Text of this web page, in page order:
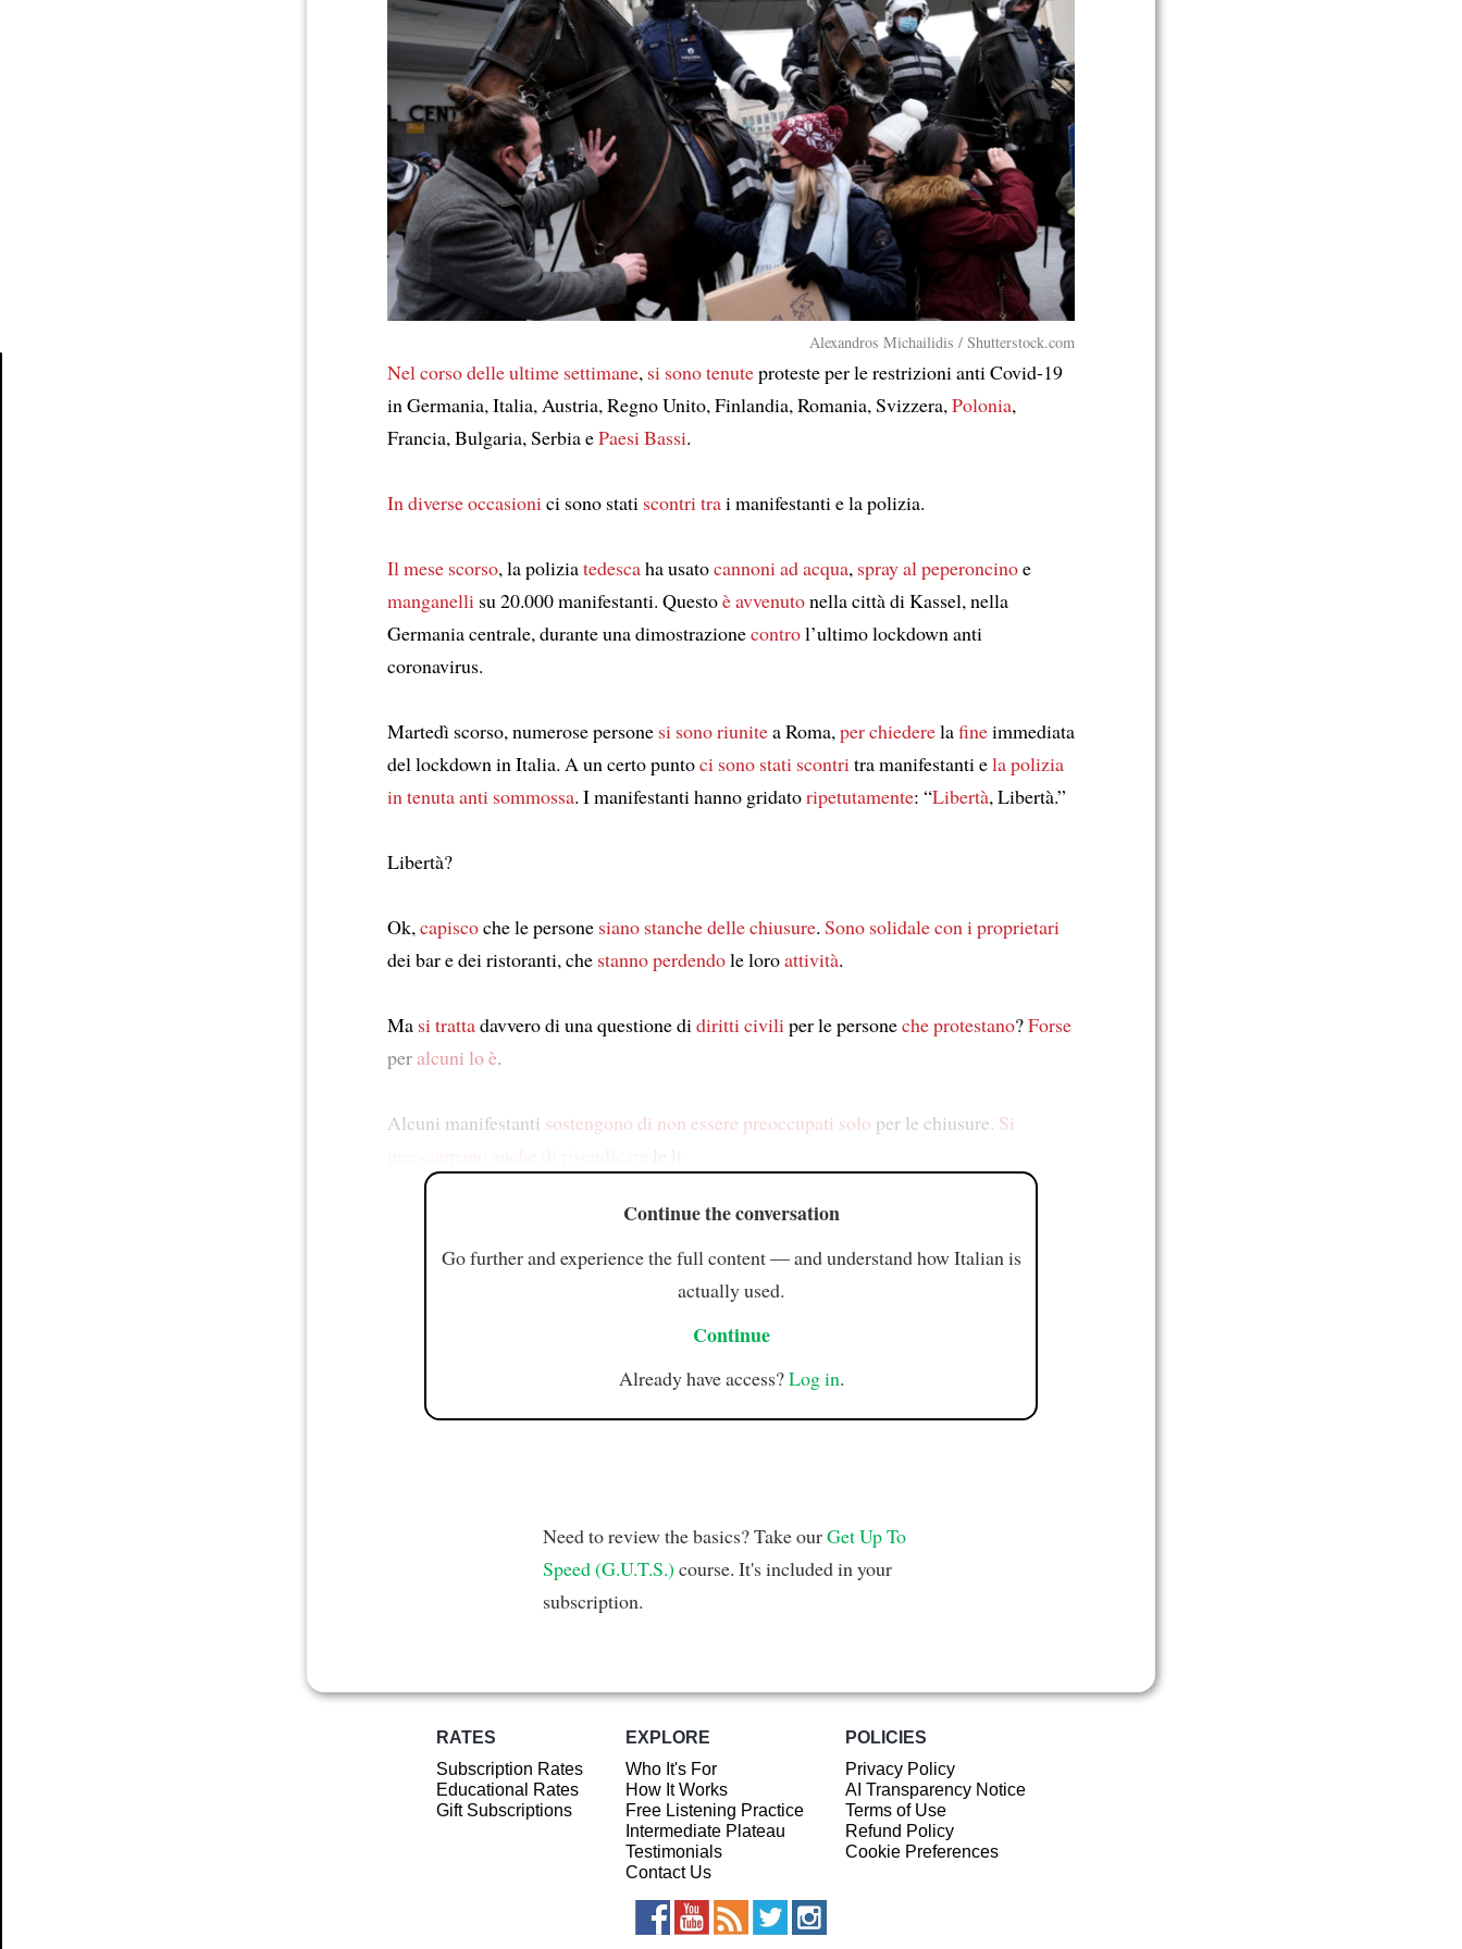
Alexandros Michailidis / Shutterstock.com
Nel corso delle ultime settimane, si sono tenuteproteste per le restrizioni anti Covid-19
in Germania, Italia, Austria, Regno Unito, Finlandia, Romania, Svizzera, Polonia,
Francia, Bulgaria, Serbia ePaesi Bassi.
In diverse occasioni ci sono stati scontri trai manifestanti e la polizia.
Il mese scorso, la poliziatedescaha usatocannoni ad acqua, spray al peperoncinoe
manganelli su 20.000 manifestanti. Questoè avvenutonella città di Kassel, nella
Germania centrale, durante una dimostrazionecontrol’ultimo lockdown anti
coronavirus.
Martedì scorso, numerose persone si sono riunitea Roma, per chiederelafineimmediata
del lockdown in Italia. A un certo puntoci sono stati scontri tra manifestanti ela polizia
in tenuta anti sommossa. I manifestanti hanno gridatoripetutamente: “Libertà, Libertà.”
Libertà?
Ok, capiscoche le persone siano stanchedelle chiusure. Sono solidalecon i proprietari
dei bar e dei ristoranti, che stanno perdendole loroattività.
Ma si trattadavvero di una questione di diritti civili per le personecheprotestano?Forse
peralcuni lo è.
Alcuni manifestanti sostengono di non essere preoccupati solo per le chiusure. Si
Continue the conversation
Go further and experience the full content — and understand how Italian is
actually used.
Continue
Already have access?Log in.
Need to review the basics? Take ourGet Up To
Speed (G.U.T.S.) course. It's included in your
subscription.
RATES
Subscription Rates
Educational Rates
Gift Subscriptions
EXPLORE
Who It's For
How It Works
Free Listening Practice
Intermediate Plateau
Testimonials
Contact Us
POLICIES
Privacy Policy
AI Transparency Notice
Terms of Use
Refund Policy
Cookie Preferences